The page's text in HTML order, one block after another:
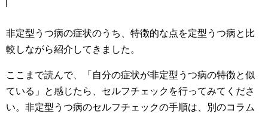
非定型うつ病の症状のうち、特徴的な点を定型うつ病と比
較しながら紹介してきました。
ここまで読んで、「自分の症状が非定型うつ病の特徴と似
ている」と感じたら、セルフチェックを行ってみてくださ
い。非定型うつ病のセルフチェックの手順は、別のコラム